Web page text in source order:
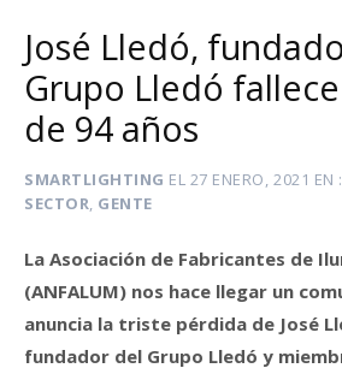
José Lledó,
Grupo Lledó
de 94 años
SMARTLIGHTING EL 27 ENERO, 2021 EN
SECTOR, GENTE
La Asociación de Fabricantes de
(ANFALUM) nos hace llegar un
anuncia la triste pérdida de José
fundador del Grupo Lledó y